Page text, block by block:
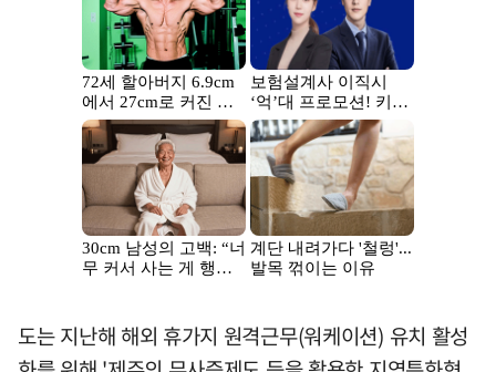
도는 지난해 해외 휴가지 원격근무(워케이션) 유치 활성